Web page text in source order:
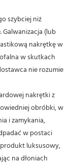
szybciej niż
(lub
nakrętkę w
w skutkach
nie rozumie
nakrętki z
obróbki, w
i zamykania,
w postaci
produkt luksusowy,
na dłoniach